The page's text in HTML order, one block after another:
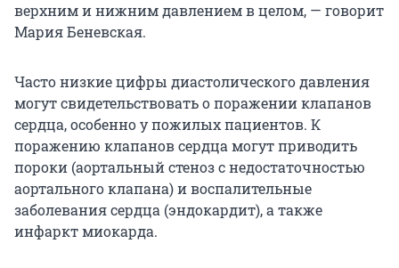
верхним и нижним давлением в целом, — говорит
Мария Беневская.
Часто низкие цифры диастолического давления
могут свидетельствовать о поражении клапанов
сердца, особенно у пожилых пациентов. К
поражению клапанов сердца могут приводить
пороки (аортальный стеноз с недостаточностью
аортального клапана) и воспалительные
заболевания сердца (эндокардит), а также
инфаркт миокарда.